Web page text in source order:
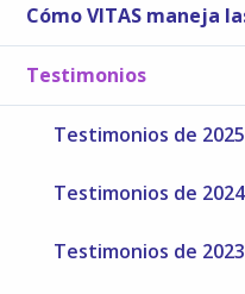
Cómo VITAS maneja
Testimonios
Testimonios de 2025
Testimonios de 2024
Testimonios de 2023